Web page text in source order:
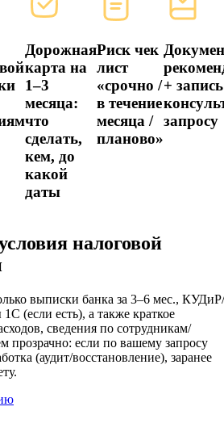
Дорожная
карта на
1–3
месяца:
что
сделать,
кем, до
какой
даты
Риск чек
лист
«срочно /
в течение
месяца /
планово»
+ запись
запросу
налоговой
выписки банка за 3–6 мес., КУДиР/
(если есть), а также краткое
сведения по сотрудникам/
прозрачно: если по вашему запросу
(аудит/восстановление), заранее